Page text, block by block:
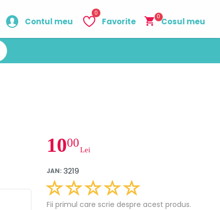
Contul meu Favorite
0
Cosul meu
0
1000
Lei
JAN: 3219
Fii primul care scrie despre acest produs.